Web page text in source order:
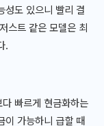
성도 있으니 빨리 결
스트 같은 모델은 최
.
빠르게 현금화하는
이 가능하니 급할 때